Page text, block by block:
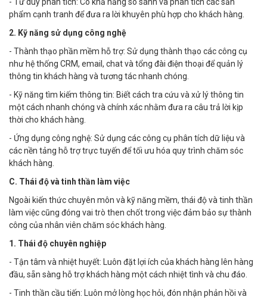
phẩm cạnh tranh để đưa ra lời khuyên phù hợp cho khách hàng.
2. Kỹ năng sử dụng công nghệ
- Thành thạo phần mềm hỗ trợ: Sử dụng thành thạo các công cụ
như hệ thống CRM, email, chat và tổng đài điện thoại để quản lý
thông tin khách hàng và tương tác nhanh chóng.
- Kỹ năng tìm kiếm thông tin: Biết cách tra cứu và xử lý thông tin
một cách nhanh chóng và chính xác nhằm đưa ra câu trả lời kịp
thời cho khách hàng.
- Ứng dụng công nghệ: Sử dụng các công cụ phân tích dữ liệu và
các nền tảng hỗ trợ trực tuyến để tối ưu hóa quy trình chăm sóc
khách hàng.
C. Thái độ và tinh thần làm việc
Ngoài kiến thức chuyên môn và kỹ năng mềm, thái độ và tinh thần
làm việc cũng đóng vai trò then chốt trong việc đảm bảo sự thành
công của nhân viên chăm sóc khách hàng.
1. Thái độ chuyên nghiệp
- Tận tâm và nhiệt huyết: Luôn đặt lợi ích của khách hàng lên hàng
đầu, sẵn sàng hỗ trợ khách hàng một cách nhiệt tình và chu đáo.
- Tinh thần cầu tiến: Luôn mở lòng học hỏi, đón nhận phản hồi và